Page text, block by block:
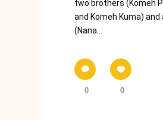
two brothers (Komeh
and Komeh Kuma)
(Nana...
0 0